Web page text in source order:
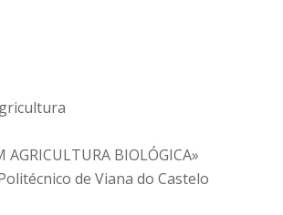
AGRICULTURA BIOLÓGICA»
de Viana do Castelo